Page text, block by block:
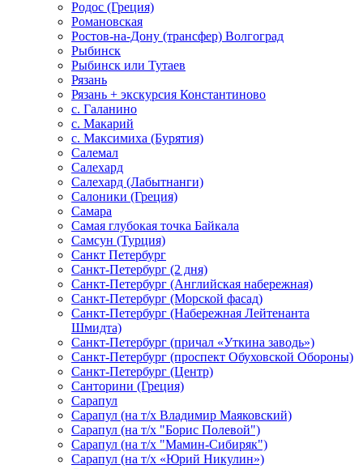
Родос (Греция)
Романовская
Ростов-на-Дону (трансфер) Волгоград
Рыбинск
Рыбинск или Тутаев
Рязань
Рязань + экскурсия Константиново
с. Галанино
с. Макарий
с. Максимиха (Бурятия)
Салемал
Салехард
Салехард (Лабытнанги)
Салоники (Греция)
Самара
Самая глубокая точка Байкала
Самсун (Турция)
Санкт Петербург
Санкт-Петербург (2 дня)
Санкт-Петербург (Английская набережная)
Санкт-Петербург (Морской фасад)
Санкт-Петербург (Набережная Лейтенанта
Шмидта)
Санкт-Петербург (причал «Уткина заводь»)
Санкт-Петербург (проспект Обуховской Обороны)
Санкт-Петербург (Центр)
Санторини (Греция)
Сарапул
Сарапул (на т/х Владимир Маяковский)
Сарапул (на т/х "Борис Полевой")
Сарапул (на т/х "Мамин-Сибиряк")
Сарапул (на т/х «Юрий Никулин»)